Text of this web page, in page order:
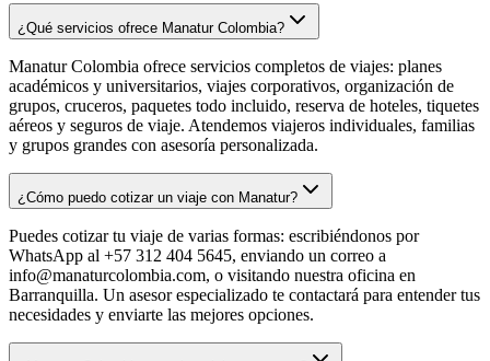
¿Qué servicios ofrece Manatur Colombia?
Manatur Colombia ofrece servicios completos de viajes: planes
académicos y universitarios, viajes corporativos, organización de
grupos, cruceros, paquetes todo incluido, reserva de hoteles, tiquetes
aéreos y seguros de viaje. Atendemos viajeros individuales, familias
y grupos grandes con asesoría personalizada.
¿Cómo puedo cotizar un viaje con Manatur?
Puedes cotizar tu viaje de varias formas: escribiéndonos por
WhatsApp al +57 312 404 5645, enviando un correo a
info@manaturcolombia.com, o visitando nuestra oficina en
Barranquilla. Un asesor especializado te contactará para entender tus
necesidades y enviarte las mejores opciones.